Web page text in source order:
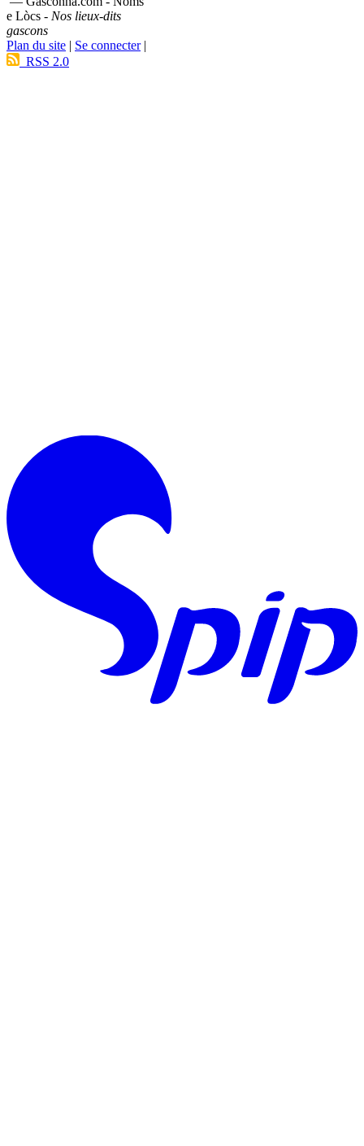
e Lòcs - Nos lieux-dits
gascons
Plan du site | Se connecter|
RSS 2.0